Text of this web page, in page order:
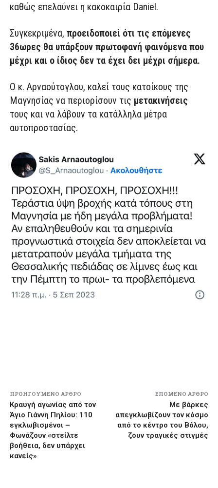
καθώς επελαύνει η κακοκαιρία Daniel.
Συγκεκριμένα, προειδοποιεί ότι τις επόμενες
36ωρες θα υπάρξουν πρωτοφανή φαινόμενα που
μέχρι και ο ίδιος δεν τα έχει δει μέχρι σήμερα.
Ο κ. Αρναούτογλου, καλεί τους κατοίκους της
Μαγνησίας να περιορίσουν τις μετακινήσεις
τους και να λάβουν τα κατάλληλα μέτρα
αυτοπροστασίας.
ΠΡΟΗΓΟΎΜΕΝΟ ΆΡΘΡΟ
Κραυγή αγωνίας από τον
Άγιο Γιάννη Πηλίου: 110
εγκλωβισμένοι –
Φωνάζουν «στείλτε
βοήθεια, δεν υπάρχει
κανείς»
ΕΠΌΜΕΝΟ ΆΡΘΡΟ
Με βάρκες
απεγκλωβίζουν τον κόσμο
από το κέντρο του Βόλου,
ζουν τραγικές στιγμές